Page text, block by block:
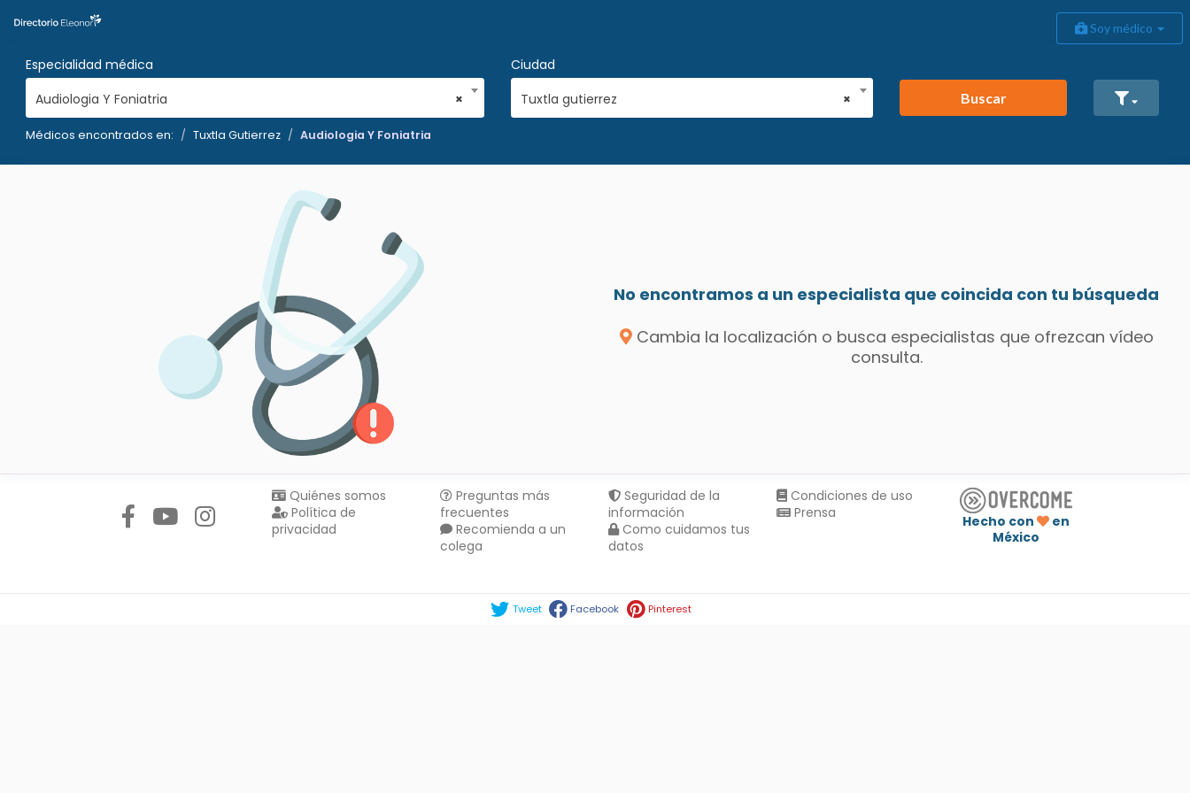
Soy médico
Especialidad médica
×
Audiologia Y Foniatria
Ciudad
×
Tuxtla gutierrez Buscar
Médicos encontrados en: Tuxtla Gutierrez Audiologia Y Foniatria
No encontramos a un especialista que coincida con tu búsqueda
Cambia la localización o busca especialistas que ofrezcan vídeo
consulta.
Quiénes somos
Política de
privacidad
Preguntas más
frecuentes
Recomienda a un
colega
Seguridad de la
información
Como cuidamos tus
datos
Condiciones de uso
Prensa
Hecho con
en
México
Tweet Facebook Pinterest